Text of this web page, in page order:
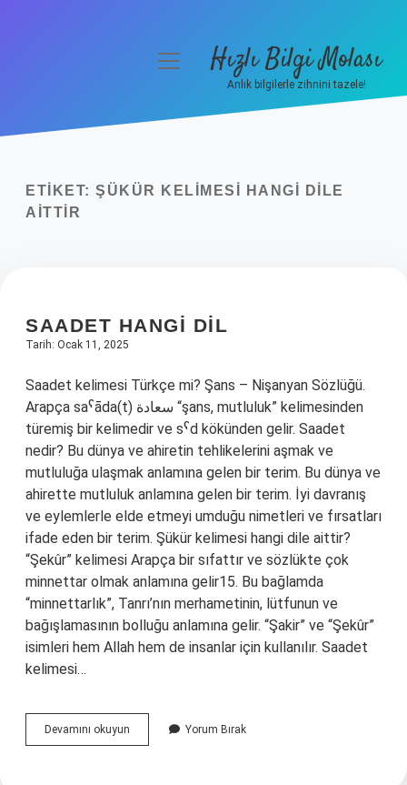
Yasal Uyarı
menüyüHızlı Bilgi Molası
Anlık bilgilerle zihnini tazele!
ETIKET: ŞÜKÜR KELIMESI HANGI DILE
AITTIR
SAADET HANGI DIL
Tarih: Ocak 11, 2025
Saadet kelimesi Türkçe mi? Şans – Nişanyan Sözlüğü.
Arapça saˁāda(t) سعادة “şans, mutluluk” kelimesinden
türemiş bir kelimedir ve sˁd kökünden gelir. Saadet
nedir? Bu dünya ve ahiretin tehlikelerini aşmak ve
mutluluğa ulaşmak anlamına gelen bir terim. Bu dünya ve
ahirette mutluluk anlamına gelen bir terim. İyi davranış
ve eylemlerle elde etmeyi umduğu nimetleri ve fırsatları
ifade eden bir terim. Şükür kelimesi hangi dile aittir?
“Şekûr” kelimesi Arapça bir sıfattır ve sözlükte çok
minnettar olmak anlamına gelir15. Bu bağlamda
“minnettarlık”, Tanrı’nın merhametinin, lütfunun ve
bağışlamasının bolluğu anlamına gelir. “Şakir” ve “Şekûr”
isimleri hem Allah hem de insanlar için kullanılır. Saadet
kelimesi…
Devamını okuyun
Hangi
Yorum Bırak